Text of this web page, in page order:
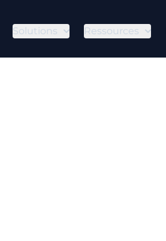
Solutions Ressources